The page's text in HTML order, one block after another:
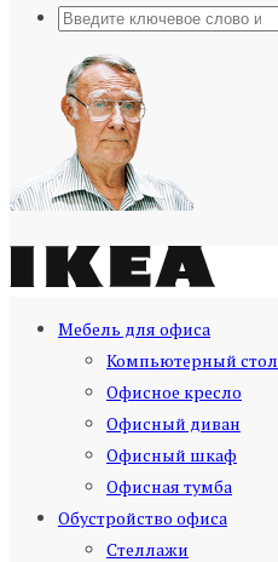
Мебель для офиса
Компьютерный стол
Офисное кресло
Офисный диван
Офисный шкаф
Офисная тумба
Обустройство офиса
Стеллажи